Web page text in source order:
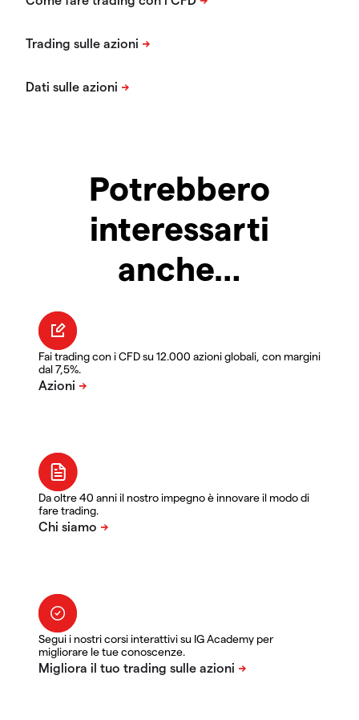
Potrebbero
interessarti
anche…
Fai trading con i CFD su 12.000 azioni globali, con margini
dal 7,5%.
Da oltre 40 anni il nostro impegno è innovare il modo di
fare trading.
Segui i nostri corsi interattivi su IG Academy per
migliorare le tue conoscenze.